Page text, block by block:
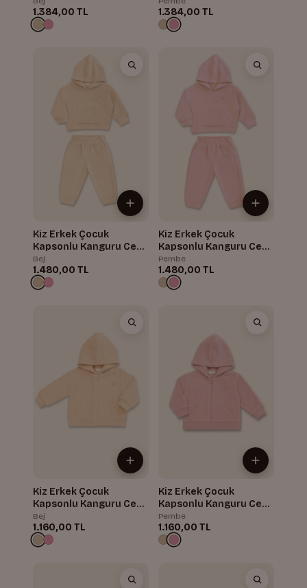
1.384,00 TL 1.384,00 TL
Kiz Erkek Çocuk
Kapsonlu Kanguru Cepli
Polar Ikili Takim
Bej
1.480,00 TL
Kiz Erkek Çocuk
Kapsonlu Kanguru Cepli
Polar Ikili Takim
Pembe
1.480,00 TL
Kiz Erkek Çocuk
Kapsonlu Kanguru Cepli
Polar Ceket
Bej
1.160,00 TL
Kiz Erkek Çocuk
Kapsonlu Kanguru Cepli
Polar Ceket
Pembe
1.160,00 TL